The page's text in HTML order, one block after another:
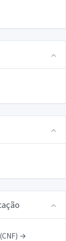
(CNF) →